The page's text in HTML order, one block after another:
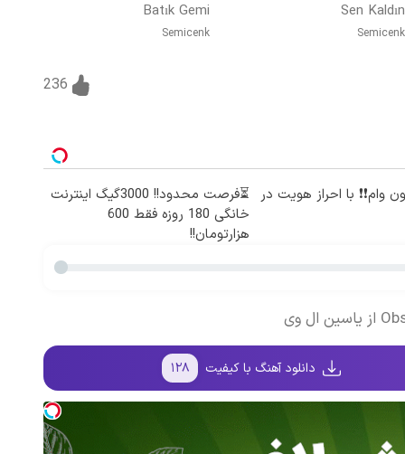
Sen Kaldın
Semicenk
Batık Gemi
Semicenk
236
میلیون وام❗❗ با احراز هویت در
⏳فرصت محدود!! 3000گیگ اینترنت
خانگی 180 روزه فقط 600
هزارتومان!!
دانلود آهنگ با کیفیت ۱۲۸